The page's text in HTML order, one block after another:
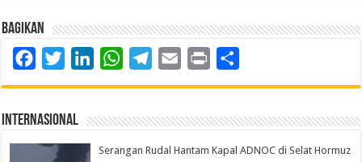
Bagikan
FacebookTwitterLinkedInWhatsAppTelegram
Email Print
Internasional
Serangan Rudal Hantam Kapal ADNOC di Selat Hormuz